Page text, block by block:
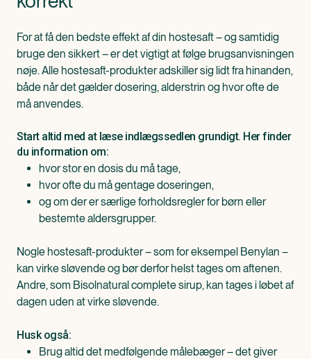
For at få den bedste effekt af din hostesaft – og samtidig
bruge den sikkert – er det vigtigt at følge brugsanvisningen
nøje. Alle hostesaft-produkter adskiller sig lidt fra hinanden,
både når det gælder dosering, alderstrin og hvor ofte de
må anvendes.
Start altid med at læse indlægssedlen grundigt. Her finder
du information om:
hvor stor en dosis du må tage,
hvor ofte du må gentage doseringen,
og om der er særlige forholdsregler for børn eller
bestemte aldersgrupper.
Nogle hostesaft-produkter – som for eksempel Benylan –
kan virke sløvende og bør derfor helst tages om aftenen.
Andre, som Bisolnatural complete sirup, kan tages i løbet af
dagen uden at virke sløvende.
Husk også:
Brug altid det medfølgende målebæger – det giver